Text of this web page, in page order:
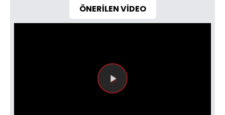
ÖNERİLEN VİDEO
Videoyu